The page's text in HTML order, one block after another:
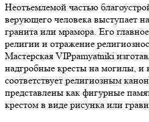
Неотъемлемой частью
верующего человека выступает
гранита или мрамора. Его
религии и отражение
Мастерская VIPpamyatniki
надгробные кресты на могилы, и
соответствует религиозным
представлены как фигурные
крестом в виде рисунка или